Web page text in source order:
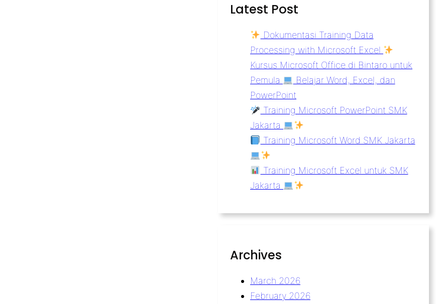
Latest Post
Dokumentasi Training Data
Processing with Microsoft Excel
Kursus Microsoft Office di Bintaro untuk
Pemula
Belajar Word, Excel, dan
PowerPoint
Training Microsoft PowerPoint SMK
Jakarta
Training Microsoft Word SMK Jakarta
Training Microsoft Excel untuk SMK
Jakarta
Archives
March 2026
February 2026